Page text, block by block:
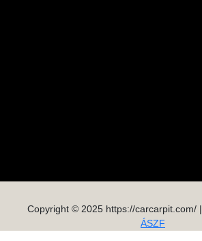
Copyright © 2025 https://carcarpit.com/ |
ÁSZF